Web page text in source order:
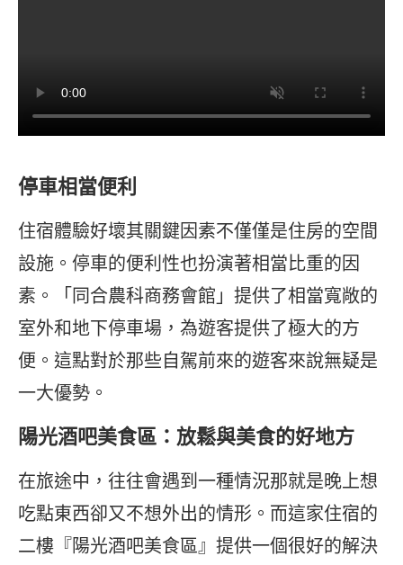
停車相當便利
住宿體驗好壞其關鍵因素不僅僅是住房的空間
設施。停車的便利性也扮演著相當比重的因
素。「同合農科商務會館」提供了相當寬敞的
室外和地下停車場，為遊客提供了極大的方
便。這點對於那些自駕前來的遊客來說無疑是
一大優勢。
陽光酒吧美食區：放鬆與美食的好地方
在旅途中，往往會遇到一種情況那就是晚上想
吃點東西卻又不想外出的情形。而這家住宿的
二樓『陽光酒吧美食區』提供一個很好的解決